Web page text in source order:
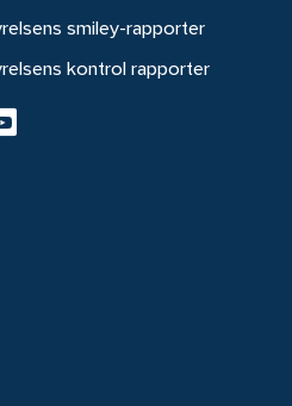
smiley-rapporter
kontrol rapporter